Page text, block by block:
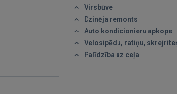
REĢISTRĀCIJA
Virsbūve
Dzinēja remonts
Auto kondicionieru apkope
Velosipēdu, ratiņu,
Palīdzība uz ceļa